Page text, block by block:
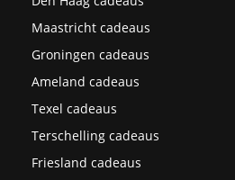
Maastricht cadeaus
Groningen cadeaus
Ameland cadeaus
Texel cadeaus
Terschelling cadeaus
Friesland cadeaus